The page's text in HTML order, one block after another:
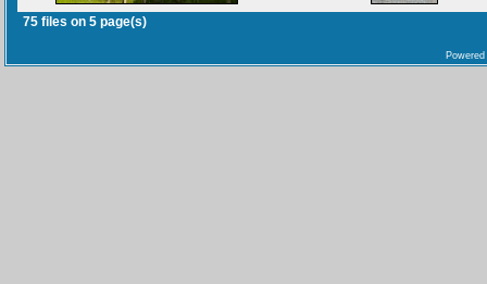
75 files on 5 page(s)